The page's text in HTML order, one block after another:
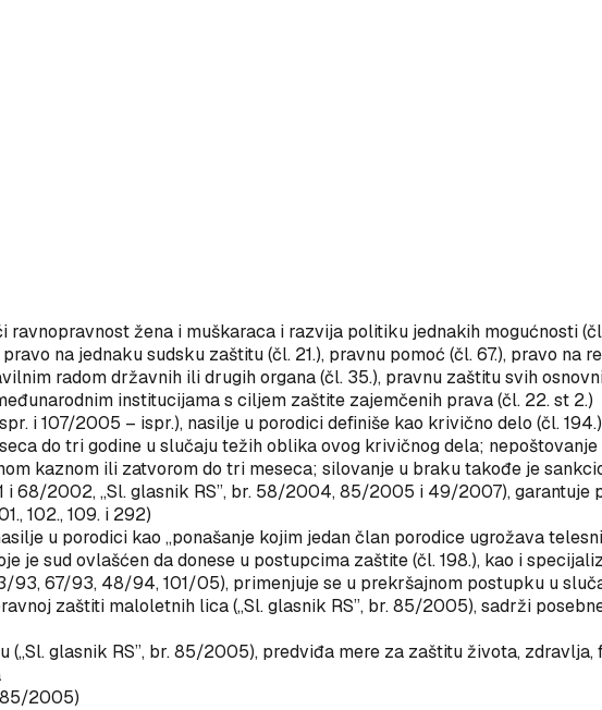
ravnopravnost žena i muškaraca i razvija politiku jednakih mogućnosti
na jednaku sudsku zaštitu (čl. 21.), pravnu pomoć (čl. 67.), pravo
radom državnih ili drugih organa (čl. 35.), pravnu zaštitu svih
institucijama s ciljem zaštite zajemčenih prava (čl. 22. st 2.)
i 107/2005 – ispr.), nasilje u porodici definiše kao krivično delo (čl.
do tri godine u slučaju težih oblika ovog krivičnog dela;
kaznom ili zatvorom do tri meseca; silovanje u braku takođe je
i 68/2002, „Sl. glasnik RS”, br. 58/2004, 85/2005 i 49/2007), garantuje
102., 109. i 292)
u porodici kao „ponašanje kojim jedan član porodice ugrožava
je sud ovlašćen da donese u postupcima zaštite (čl. 198.), kao i
93, 67/93, 48/94, 101/05), primenjuje se u prekršajnom postupku u
zaštiti maloletnih lica(„Sl. glasnik RS”, br. 85/2005), sadrži
(„Sl. glasnik RS”, br. 85/2005), predviđa mere za zaštitu života,
85/2005)